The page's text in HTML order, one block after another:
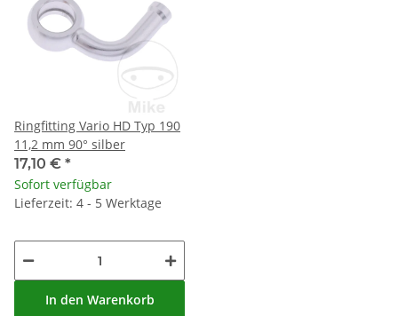
Ringfitting Vario HD Typ 190
11,2 mm 90° silber
17,10 € *
Sofort verfügbar
Lieferzeit: 4 - 5 Werktage
In den Warenkorb